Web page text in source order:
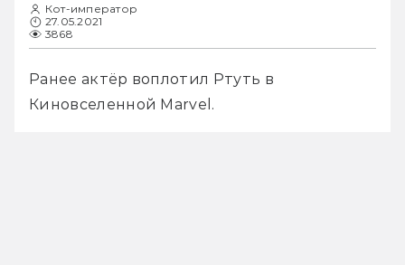
Кот-император
27.05.2021
3868
Ранее актёр воплотил Ртуть в
Киновселенной Marvel.